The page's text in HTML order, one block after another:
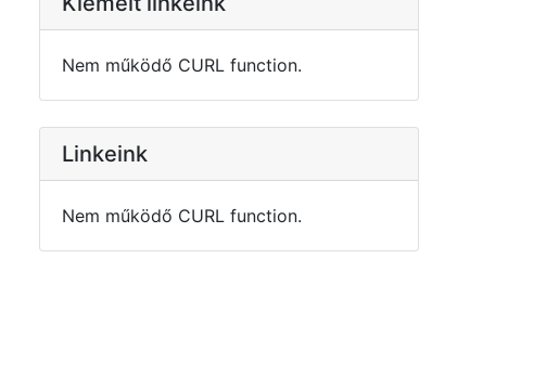
Nem működő CURL function.
Linkeink
Nem működő CURL function.